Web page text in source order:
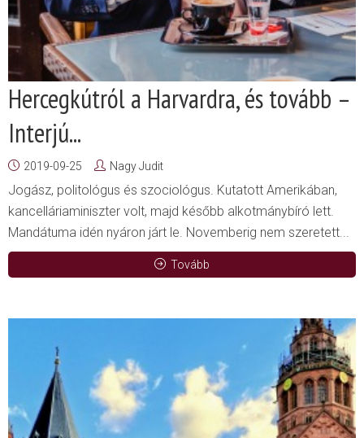
Hercegkútról a Harvardra, és tovább –
Interjú...
2019-09-25 Nagy Judit
Jogász, politológus és szociológus. Kutatott Amerikában,
kancelláriaminiszter volt, majd később alkotmánybíró lett.
Mandátuma idén nyáron járt le. Novemberig nem szeretett...
Tovább